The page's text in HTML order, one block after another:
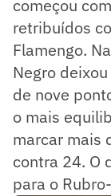
começou
retribuídos
Flamengo.
Negro
de nove
o mais
marcar mais
contra 24. O
para o